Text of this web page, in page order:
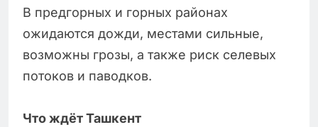
В предгорных и горных районах
ожидаются дожди, местами сильные,
возможны грозы, а также риск селевых
потоков и паводков.
Что ждёт Ташкент